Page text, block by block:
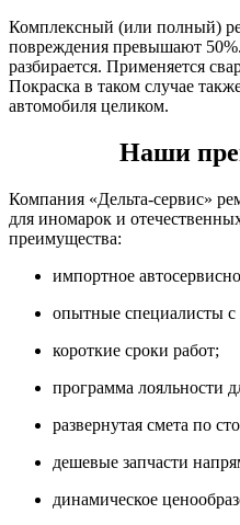
Комплексный (или полный)
повреждения превышают
разбирается. Применяется
Покраска в таком случае
автомобиля целиком.
Наши
Компания «Дельта-сервис»
для иномарок и
преимущества:
импортное
опытные специалисты
короткие сроки работ;
программа лояльности
развернутая смета по
дешевые запчасти
динамическое